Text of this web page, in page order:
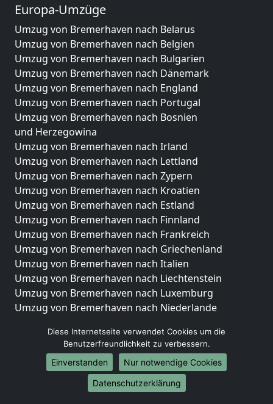
Europa-Umzüge
Umzug von Bremerhaven nach Belarus
Umzug von Bremerhaven nach Belgien
Umzug von Bremerhaven nach Bulgarien
Umzug von Bremerhaven nach Dänemark
Umzug von Bremerhaven nach England
Umzug von Bremerhaven nach Portugal
Umzug von Bremerhaven nach Bosnien
und Herzegowina
Umzug von Bremerhaven nach Irland
Umzug von Bremerhaven nach Lettland
Umzug von Bremerhaven nach Zypern
Umzug von Bremerhaven nach Kroatien
Umzug von Bremerhaven nach Estland
Umzug von Bremerhaven nach Finnland
Umzug von Bremerhaven nach Frankreich
Umzug von Bremerhaven nach Griechenland
Umzug von Bremerhaven nach Italien
Umzug von Bremerhaven nach Liechtenstein
Umzug von Bremerhaven nach Luxemburg
Umzug von Bremerhaven nach Niederlande
Umzüge-Deutschlandweit
Umzug von Bremerhaven nach Berlin
Umzug von Bremerhaven nach Hamburg
Umzug von Bremerhaven nach München
Diese Internetseite verwendet Cookies um die
Benutzerfreundlichkeit zu verbessern.
Einverstanden
Nur notwendige Cookies
Datenschutzerklärung